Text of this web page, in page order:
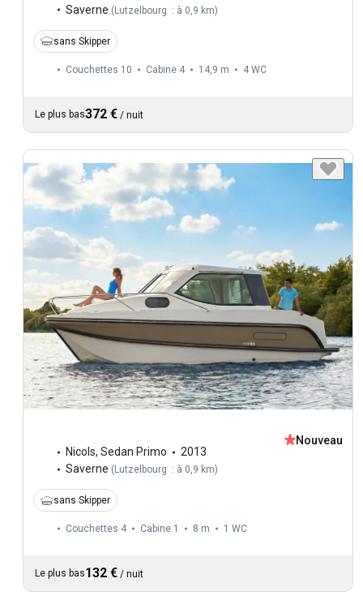
Saverne (Lutzelbourg : à 0,9 km)
sans Skipper
Couchettes 10 Cabine 4 14,9 m 4 WC
Le plus bas372 € / nuit
Nicols, Sedan Primo
2013
Saverne ( Lutzelbourg : à 0,9 km)
Nouveau
sans Skipper
Couchettes 4 Cabine 1 8 m 1 WC
Le plus bas132 € / nuit